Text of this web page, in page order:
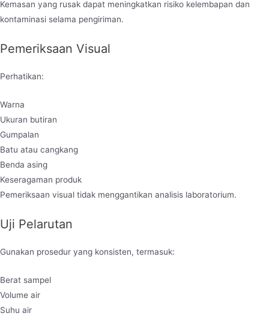
Kemasan yang rusak dapat meningkatkan risiko kelembapan dan
kontaminasi selama pengiriman.
Pemeriksaan Visual
Perhatikan:
Warna
Ukuran butiran
Gumpalan
Batu atau cangkang
Benda asing
Keseragaman produk
Pemeriksaan visual tidak menggantikan analisis laboratorium.
Uji Pelarutan
Gunakan prosedur yang konsisten, termasuk:
Berat sampel
Volume air
Suhu air